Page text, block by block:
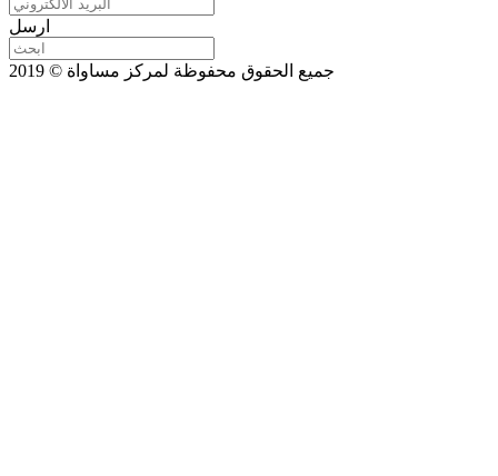
ارسل
جميع الحقوق محفوظة لمركز مساواة © 2019